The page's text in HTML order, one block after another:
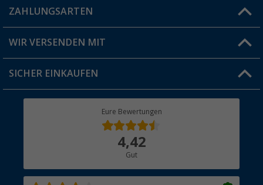
Blog
Jobs & Karriere
FAQ & Kontakt
Versandinformationen
Rücksendung
ZAHLUNGSARTEN
WIR VERSENDEN MIT
SICHER EINKAUFEN
Eure Bewertungen
4,42
Gut